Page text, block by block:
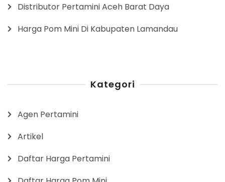
Distributor Pertamini Aceh Barat Daya
Harga Pom Mini Di Kabupaten Lamandau
Kategori
Agen Pertamini
Artikel
Daftar Harga Pertamini